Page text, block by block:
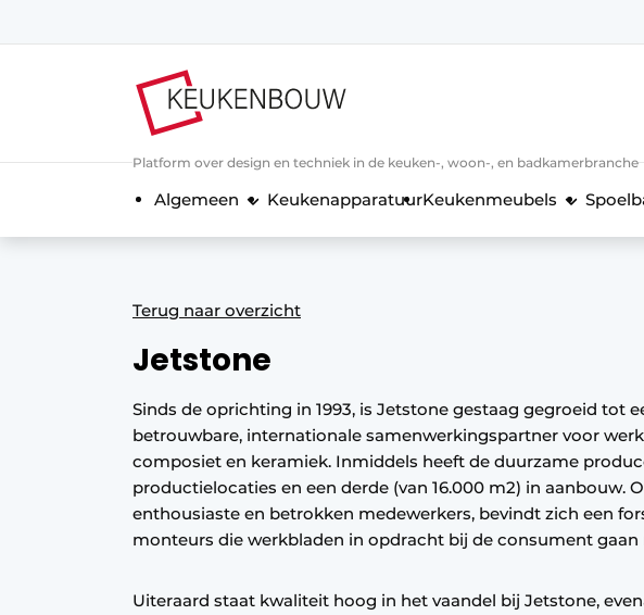
Algemene voorwaarden
Meest gelezen
Nieuwsbrief
Podcasts
Privacy / Cookie statement
Vacature aanmelden
Vacatures
Platform over design en techniek in de keuken-, woon-, en badkamerbranche
Algemeen KeukenapparatuurKeukenmeubels
Terug naar overzicht
Jetstone
Sinds de oprichting in 1993, is Jetstone gestaag gegroeid tot
betrouwbare, internationale samenwerkingspartner voor
composiet en keramiek. Inmiddels heeft de duurzame
productielocaties en een derde (van 16.000 m2) in aanbouw.
enthousiaste en betrokken medewerkers, bevindt zich een
monteurs die werkbladen in opdracht bij de consument gaan
Uiteraard staat kwaliteit hoog in het vaandel bij Jetstone,